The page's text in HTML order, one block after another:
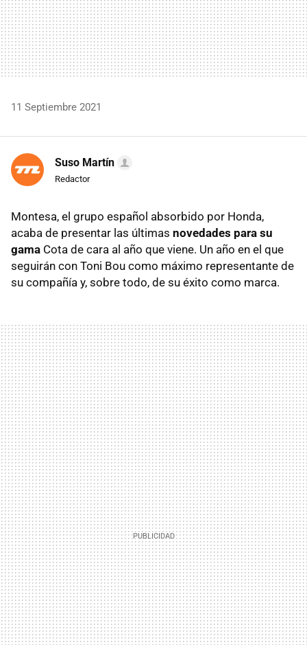
11 Septiembre 2021
Suso Martín
Redactor
Montesa, el grupo español absorbido por Honda,
acaba de presentar las últimas novedades para su
gama Cota de cara al año que viene. Un año en el que
seguirán con Toni Bou como máximo representante de
su compañía y, sobre todo, de su éxito como marca.